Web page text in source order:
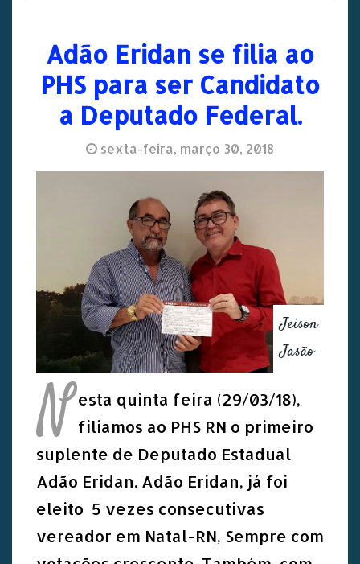
Adão Eridan se filia ao
PHS para ser Candidato
a Deputado Federal.
sexta-feira, março 30, 2018
Jeison
Jasão
N esta quinta feira (29/03/18),
filiamos ao PHS RN o primeiro
suplente de Deputado Estadual
Adão Eridan. Adão Eridan, já foi
eleito 5 vezes consecutivas
vereador em Natal-RN, Sempre com